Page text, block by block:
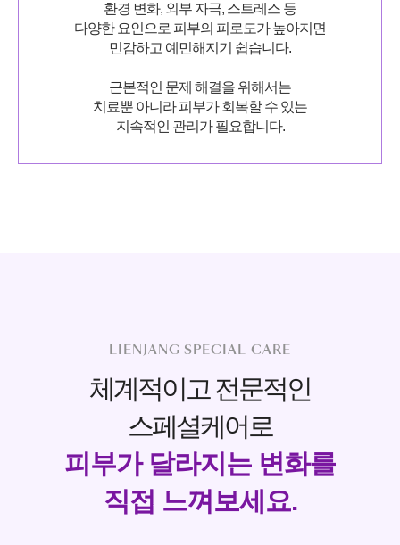
환경 변화, 외부 자극, 스트레스 등
다양한 요인으로 피부의 피로도가 높아지면
민감하고 예민해지기 쉽습니다.
근본적인 문제 해결을 위해서는
치료뿐 아니라 피부가 회복할 수 있는
지속적인 관리가 필요합니다.
LIENJANG SPECIAL-CARE
체계적이고 전문적인
스페셜케어로
피부가 달라지는 변화를
직접 느껴보세요.